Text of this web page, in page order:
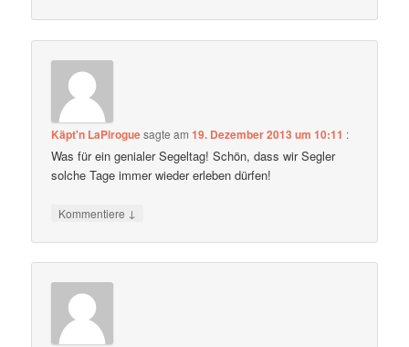
Käpt'n LaPiroguesagte am19. Dezember 2013 um 10:11 :
Was für ein genialer Segeltag! Schön, dass wir Segler
solche Tage immer wieder erleben dürfen!
Kommentiere ↓